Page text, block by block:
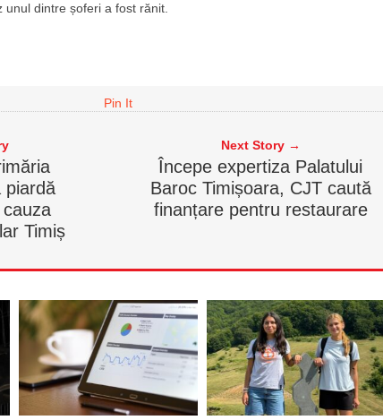
unul dintre șoferi a fost rănit.
Pin It
piardă
Timiș
Next Story →
Începe expertiza Palatului
Baroc Timișoara, CJT caută
finanțare pentru restaurare